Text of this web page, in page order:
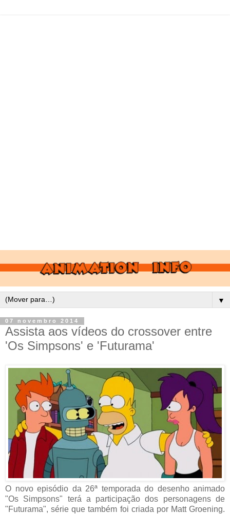
▼
07 novembro 2014
Assista aos vídeos do crossover entre
'Os Simpsons' e 'Futurama'
O novo episódio da 26ª temporada do desenho animado
"Os Simpsons" terá a participação dos personagens de
"Futurama", série que também foi criada por Matt Groening.